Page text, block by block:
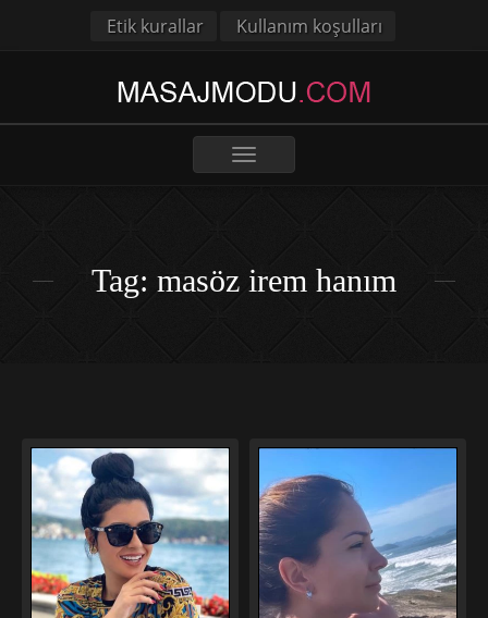
Etik kurallar Kullanım koşulları
Toggle
Tag: masöz irem hanım